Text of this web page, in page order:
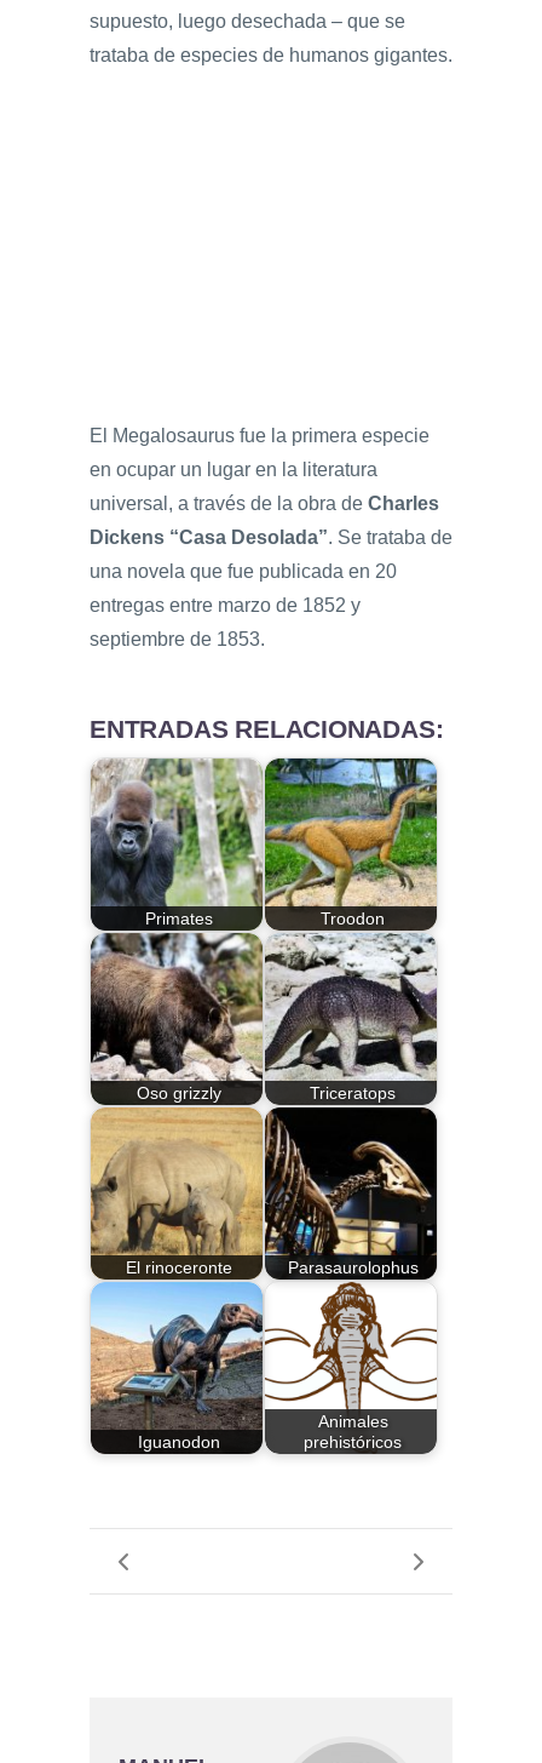
supuesto, luego desechada – que se
trataba de especies de humanos gigantes.
El Megalosaurus fue la primera especie
en ocupar un lugar en la literatura
universal, a través de la obra de Charles
Dickens “Casa Desolada”. Se trataba de
una novela que fue publicada en 20
entregas entre marzo de 1852 y
septiembre de 1853.
ENTRADAS RELACIONADAS:
Primates Troodon
Oso grizzly Triceratops
El rinoceronte Parasaurolophus
Iguanodon
Animales
prehistóricos